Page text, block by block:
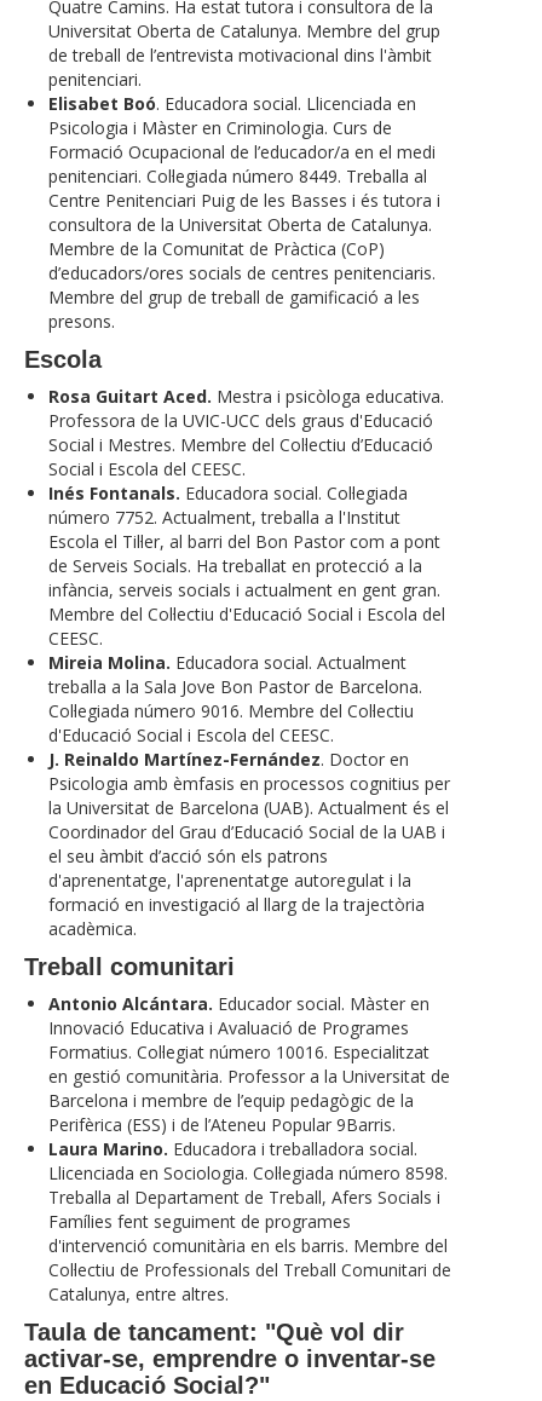
Quatre Camins. Ha estat tutora i consultora de la
Universitat Oberta de Catalunya. Membre del grup
de treball de l’entrevista motivacional dins l'àmbit
penitenciari.
Elisabet Boó. Educadora social. Llicenciada en
Psicologia i Màster en Criminologia. Curs de
Formació Ocupacional de l’educador/a en el medi
penitenciari. Col·legiada número 8449. Treballa al
Centre Penitenciari Puig de les Basses i és tutora i
consultora de la Universitat Oberta de Catalunya.
Membre de la Comunitat de Pràctica (CoP)
d’educadors/ores socials de centres penitenciaris.
Membre del grup de treball de gamificació a les
presons.
Escola
Rosa Guitart Aced. Mestra i psicòloga educativa.
Professora de la UVIC-UCC dels graus d'Educació
Social i Mestres. Membre del Col·lectiu d’Educació
Social i Escola del CEESC.
Inés Fontanals. Educadora social. Col·legiada
número 7752. Actualment, treballa a l'Institut
Escola el Til·ler, al barri del Bon Pastor com a pont
de Serveis Socials. Ha treballat en protecció a la
infància, serveis socials i actualment en gent gran.
Membre del Col·lectiu d'Educació Social i Escola del
CEESC.
Mireia Molina. Educadora social. Actualment
treballa a la Sala Jove Bon Pastor de Barcelona.
Col·legiada número 9016. Membre del Col·lectiu
d'Educació Social i Escola del CEESC.
J. Reinaldo Martínez-Fernández. Doctor en
Psicologia amb èmfasis en processos cognitius per
la Universitat de Barcelona (UAB). Actualment és el
Coordinador del Grau d’Educació Social de la UAB i
el seu àmbit d’acció són els patrons
d'aprenentatge, l'aprenentatge autoregulat i la
formació en investigació al llarg de la trajectòria
acadèmica.
Treball comunitari
Antonio Alcántara. Educador social. Màster en
Innovació Educativa i Avaluació de Programes
Formatius. Col·legiat número 10016. Especialitzat
en gestió comunitària. Professor a la Universitat de
Barcelona i membre de l’equip pedagògic de la
Perifèrica (ESS) i de l’Ateneu Popular 9Barris.
Laura Marino. Educadora i treballadora social.
Llicenciada en Sociologia. Col·legiada número 8598.
Treballa al Departament de Treball, Afers Socials i
Famílies fent seguiment de programes
d'intervenció comunitària en els barris. Membre del
Col·lectiu de Professionals del Treball Comunitari de
Catalunya, entre altres.
Taula de tancament: "Què vol dir
activar-se, emprendre o inventar-se
en Educació Social?"